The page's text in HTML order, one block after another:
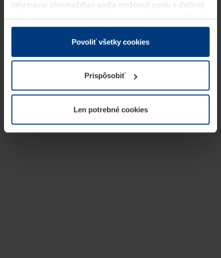
informácie zhromažďujú podľa možnosti spolu s ďalšími
v rámci Vášho využívania služieb.
Z právneho hľadiska môžeme cookies ukladať na Vašom
prevádzku tejto stránky. Pre všetky ostatné typy cookie
potrebujeme Vaše povolenie. Vaše povolenie môžete
kedykoľvek zmeniť alebo odvolať vo vysvetlení cookie
našej webovej stránky.
Povoliť všetky cookies
Prispôsobiť
Len potrebné cookies